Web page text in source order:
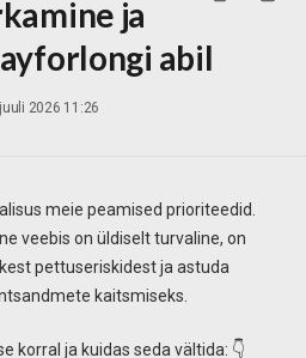
ja
abil
2026 11:26
meie peamised prioriteedid.
veebis on üldiselt turvaline, on
pettuseriskidest ja astuda
kaitsmiseks.
korral ja kuidas seda vältida: 👇